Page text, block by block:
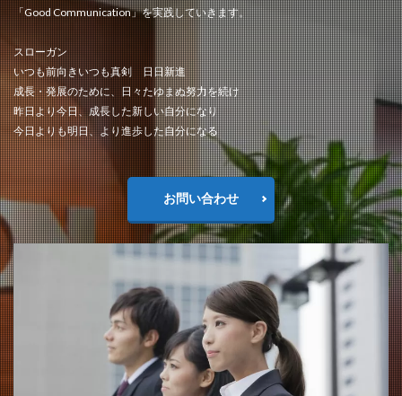
「Good Communication」を実践していきます。
スローガン
いつも前向きいつも真剣 日日新進
成長・発展のために、日々たゆまぬ努力を続け
昨日より今日、成長した新しい自分になり
今日よりも明日、より進歩した自分になる
お問い合わせ